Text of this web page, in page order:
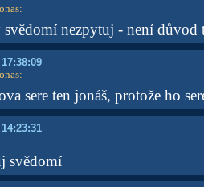
:
svědomí nezpytuj - není důvod
:
sere ten jonáš, protože ho
svědomí